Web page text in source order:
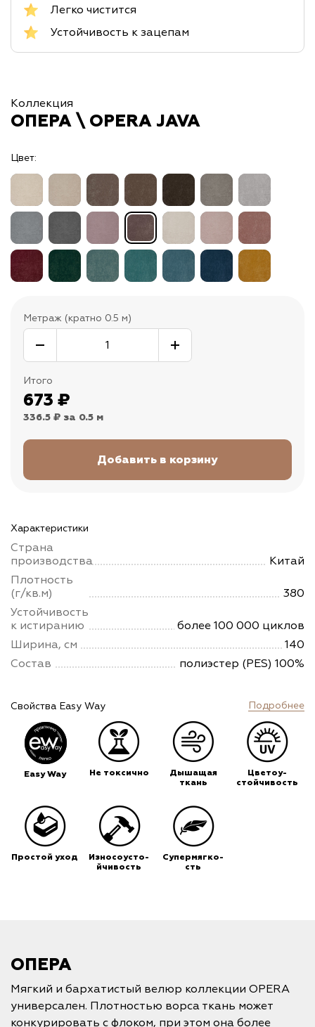
Легко чистится
Устойчивость к зацепам
Коллекция
ОПЕРА \ OPERA JAVA
Цвет:
Метраж (кратно 0.5 м)
Итого
673 ₽
336.5 ₽ за 0.5 м
Характеристики
Страна
производства
Китай
Плотность
(г/кв.м)
380
Устойчивость
к истиранию
более 100 000 циклов
Ширина, см
140
Состав
полиэстер (PES) 100%
Свойства Easy Way Подробнее
Easy Way Не токсично
Дышащая
ткань
Цветоу-
стойчивость
Простой уход
Износоусто-
йчивость
Супермягко-
сть
ОПЕРА
Мягкий и бархатистый велюр коллекции OPERA
универсален. Плотностью ворса ткань может
конкурировать с флоком, при этом она более